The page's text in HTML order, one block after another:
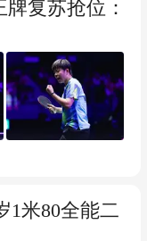
复苏抢位：
1米80全能二